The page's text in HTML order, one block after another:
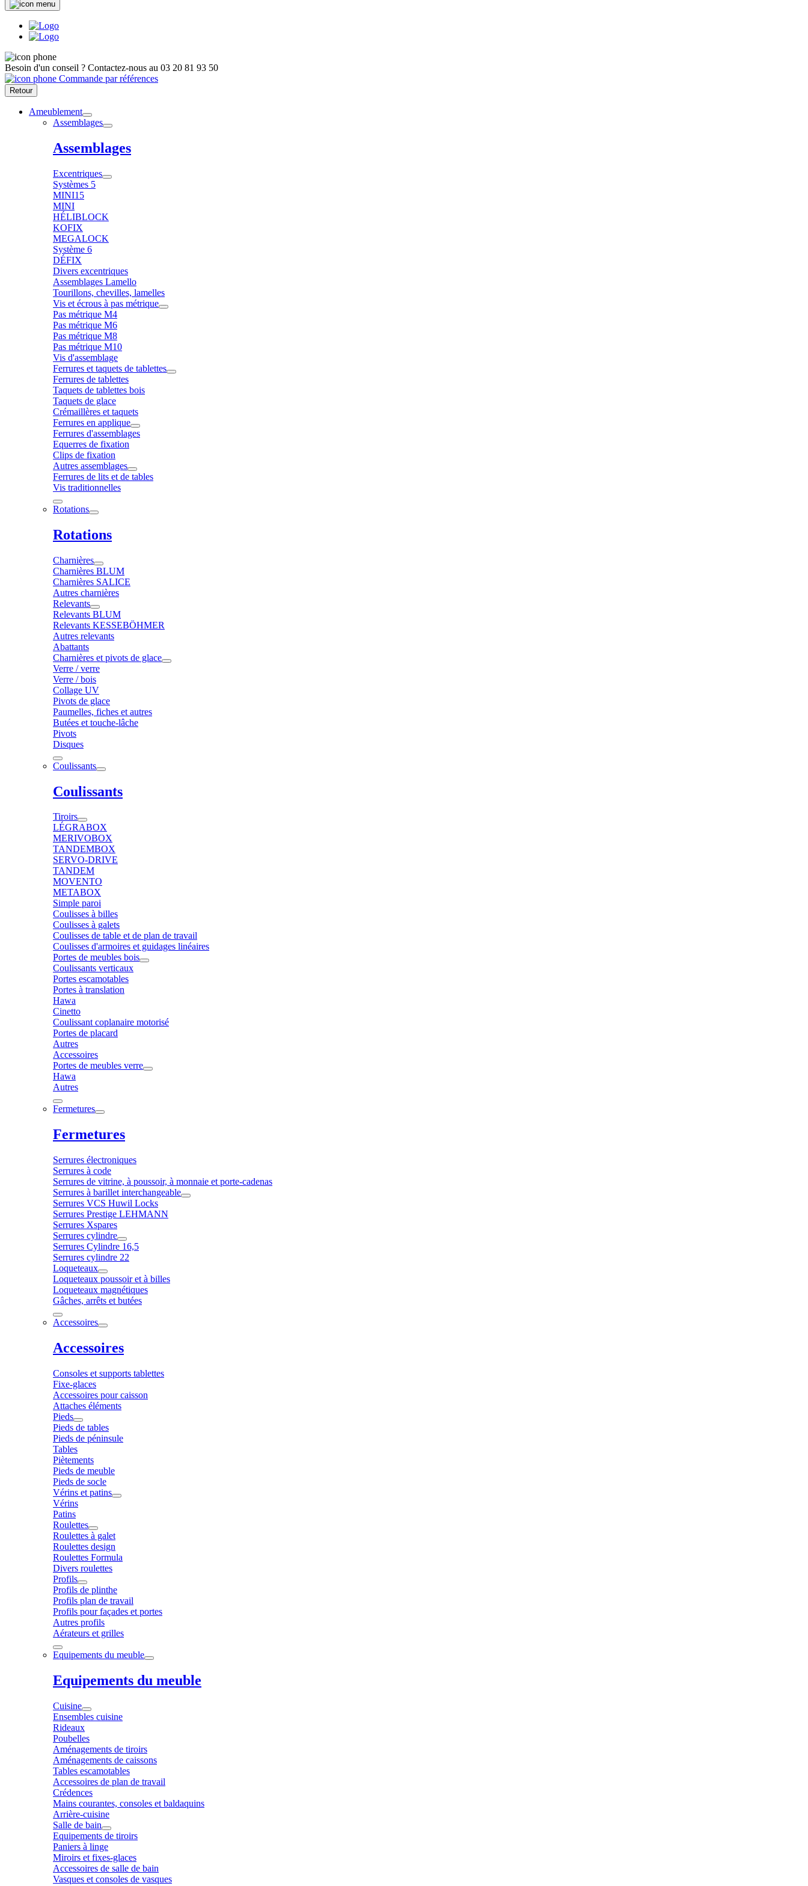
Besoin d'un conseil ? Contactez-nous au 03 20 81 93 50
Commande par références
Retour
Ameublement
Assemblages
Assemblages
Excentriques
Systèmes 5
MINI15
MINI
HÉLIBLOCK
KOFIX
MEGALOCK
Système 6
DÉFIX
Divers excentriques
Assemblages Lamello
Tourillons, chevilles, lamelles
Vis et écrous à pas métrique
Pas métrique M4
Pas métrique M6
Pas métrique M8
Pas métrique M10
Vis d'assemblage
Ferrures et taquets de tablettes
Ferrures de tablettes
Taquets de tablettes bois
Taquets de glace
Crémaillères et taquets
Ferrures en applique
Ferrures d'assemblages
Equerres de fixation
Clips de fixation
Autres assemblages
Ferrures de lits et de tables
Vis traditionnelles
Rotations
Rotations
Charnières
Charnières BLUM
Charnières SALICE
Autres charnières
Relevants
Relevants BLUM
Relevants KESSEBÖHMER
Autres relevants
Abattants
Charnières et pivots de glace
Verre / verre
Verre / bois
Collage UV
Pivots de glace
Paumelles, fiches et autres
Butées et touche-lâche
Pivots
Disques
Coulissants
Coulissants
Tiroirs
LÉGRABOX
MERIVOBOX
TANDEMBOX
SERVO-DRIVE
TANDEM
MOVENTO
METABOX
Simple paroi
Coulisses à billes
Coulisses à galets
Coulisses de table et de plan de travail
Coulisses d'armoires et guidages linéaires
Portes de meubles bois
Coulissants verticaux
Portes escamotables
Portes à translation
Hawa
Cinetto
Coulissant coplanaire motorisé
Portes de placard
Autres
Accessoires
Portes de meubles verre
Hawa
Autres
Fermetures
Fermetures
Serrures électroniques
Serrures à code
Serrures de vitrine, à poussoir, à monnaie et porte-cadenas
Serrures à barillet interchangeable
Serrures VCS Huwil Locks
Serrures Prestige LEHMANN
Serrures Xspares
Serrures cylindre
Serrures Cylindre 16,5
Serrures cylindre 22
Loqueteaux
Loqueteaux poussoir et à billes
Loqueteaux magnétiques
Gâches, arrêts et butées
Accessoires
Accessoires
Consoles et supports tablettes
Fixe-glaces
Accessoires pour caisson
Attaches éléments
Pieds
Pieds de tables
Pieds de péninsule
Tables
Piètements
Pieds de meuble
Pieds de socle
Vérins et patins
Vérins
Patins
Roulettes
Roulettes à galet
Roulettes design
Roulettes Formula
Divers roulettes
Profils
Profils de plinthe
Profils plan de travail
Profils pour façades et portes
Autres profils
Aérateurs et grilles
Equipements du meuble
Equipements du meuble
Cuisine
Ensembles cuisine
Rideaux
Poubelles
Aménagements de tiroirs
Aménagements de caissons
Tables escamotables
Accessoires de plan de travail
Crédences
Mains courantes, consoles et baldaquins
Arrière-cuisine
Salle de bain
Equipements de tiroirs
Paniers à linge
Miroirs et fixes-glaces
Accessoires de salle de bain
Vasques et consoles de vasques